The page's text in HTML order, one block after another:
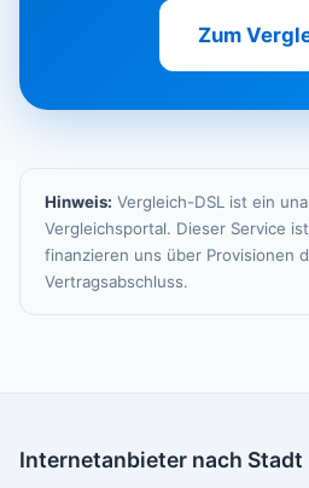
Zum
Hinweis: Vergleich-DSL ist ein
Vergleichsportal. Dieser Service
finanzieren uns über Provisionen
Vertragsabschluss.
Internetanbieter nach Stadt